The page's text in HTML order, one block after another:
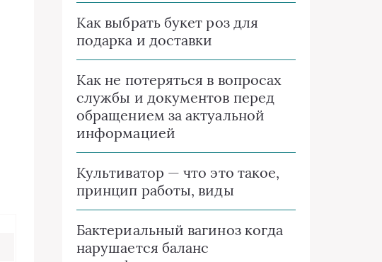
Как выбрать букет роз для
подарка и доставки
Как не потеряться в вопросах
службы и документов перед
обращением за актуальной
информацией
Культиватор — что это такое,
принцип работы, виды
Бактериальный вагиноз когда
нарушается баланс